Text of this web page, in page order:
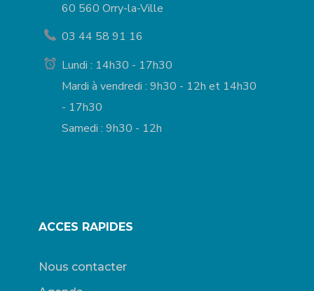
60 560 Orry-la-Ville
03 44 58 91 16
Lundi : 14h30 - 17h30
Mardi à vendredi : 9h30 - 12h et 14h30
- 17h30
Samedi : 9h30 - 12h
ACCES RAPIDES
Nous contacter